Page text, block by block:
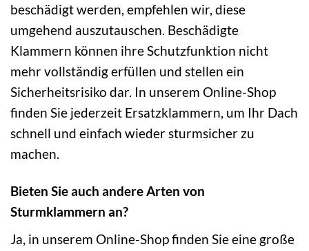
beschädigt werden, empfehlen wir, diese
umgehend auszutauschen. Beschädigte
Klammern können ihre Schutzfunktion nicht
mehr vollständig erfüllen und stellen ein
Sicherheitsrisiko dar. In unserem Online-Shop
finden Sie jederzeit Ersatzklammern, um Ihr Dach
schnell und einfach wieder sturmsicher zu
machen.
Bieten Sie auch andere Arten von
Sturmklammern an?
Ja, in unserem Online-Shop finden Sie eine große